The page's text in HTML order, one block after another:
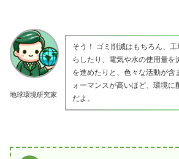
地球環境研究家
そう！ ゴミ削減はもちろん、
らしたり、電気や水の使用量を
を進めたりと、色々な活動が含
ォーマンスが高いほど、環境に
だよ。